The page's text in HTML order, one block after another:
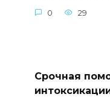
0 29
Срочная